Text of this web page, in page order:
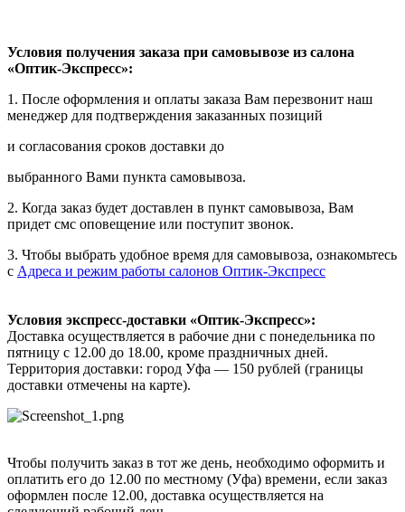
Условия получения заказа при самовывозе из салона
«Оптик-Экспресс»:
1. После оформления и оплаты заказа Вам перезвонит наш
менеджер для подтверждения заказанных позиций
и согласования сроков доставки до
выбранного Вами пункта самовывоза.
2. Когда заказ будет доставлен в пункт самовывоза, Вам
придет смс оповещение или поступит звонок.
3. Чтобы выбрать удобное время для самовывоза, ознакомьтесь
с Адреса и режим работы салонов Оптик-Экспресс
Условия экспресс-доставки «Оптик-Экспресс»:
Доставка осуществляется в рабочие дни с понедельника по
пятницу с 12.00 до 18.00, кроме праздничных дней.
Территория доставки: город Уфа — 150 рублей (границы
доставки отмечены на карте).
Чтобы получить заказ в тот же день, необходимо оформить и
оплатить его до 12.00 по местному (Уфа) времени, если заказ
оформлен после 12.00, доставка осуществляется на